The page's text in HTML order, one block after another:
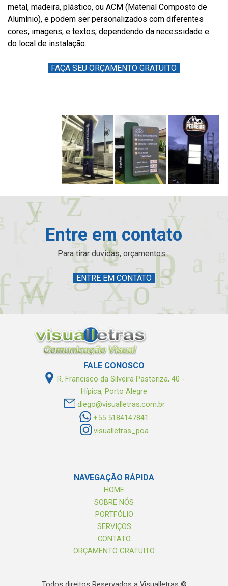
metal, madeira, plástico, ou ACM (Material Composto de
Alumínio), e podem ser personalizados com diferentes
cores, imagens, e textos, dependendo da necessidade e
do local de instalação.
FAÇA SEU ORÇAMENTO GRATUITO
Entre em contato
Para tirar duvidas, orçamentos...
ENTRE EM CONTATO
FALE CONOSCO
R. Francisco da Silveira Pastoriza, 40 -
Hípica, Porto Alegre
diego@visualletras.com.br
+55 5184147841
visualletras_poa
NAVEGAÇÃO RÁPIDA
HOME
SOBRE NÓS
PORTFÓLIO
SERVIÇOS
CONTATO
ORÇAMENTO GRATUITO